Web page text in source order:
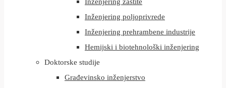
Inženjering poljoprivrede
Inženjering prehrambene industrije
Hemijski i biotehnološki inženjering
Doktorske studije
Građevinsko inženjerstvo